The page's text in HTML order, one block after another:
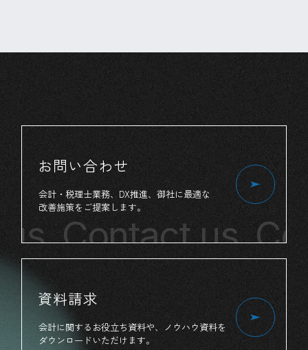
Contact us
お問い合わせ
会計・税理士業務、 DX推進、 御社に最適な
改善施策を ご提案します。
資料請求
会計に関する お役立ち資料や、 ノウハウ資料を
ダウンロードいただけます。